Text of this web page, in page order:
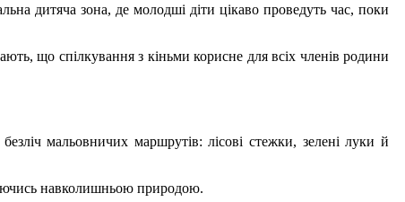
дитяча зона, де молодші діти цікаво проведуть час, поки
що спілкування з кіньми корисне для всіх членів родини
мальовничих маршрутів: лісові стежки, зелені луки й
навколишньою природою.